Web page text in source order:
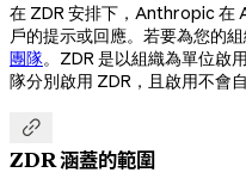
在 ZDR 安排下，Anthropic 在
戶的提示或回應。若要為您的
團隊。ZDR 是以組織為單位啟
隊分別啟用 ZDR，且啟用不會

ZDR 涵蓋的範圍